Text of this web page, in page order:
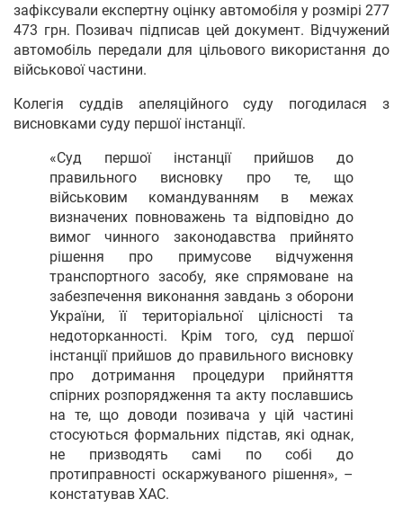
зафіксували експертну оцінку автомобіля у розмірі 277
473 грн. Позивач підписав цей документ. Відчужений
автомобіль передали для цільового використання до
військової частини.
Колегія суддів апеляційного суду погодилася з
висновками суду першої інстанції.
«Суд першої інстанції прийшов до
правильного висновку про те, що
військовим командуванням в межах
визначених повноважень та відповідно до
вимог чинного законодавства прийнято
рішення про примусове відчуження
транспортного засобу, яке спрямоване на
забезпечення виконання завдань з оборони
України, її територіальної цілісності та
недоторканності. Крім того, суд першої
інстанції прийшов до правильного висновку
про дотримання процедури прийняття
спірних розпорядження та акту пославшись
на те, що доводи позивача у цій частині
стосуються формальних підстав, які однак,
не призводять самі по собі до
протиправності оскаржуваного рішення», –
констатував ХАС.